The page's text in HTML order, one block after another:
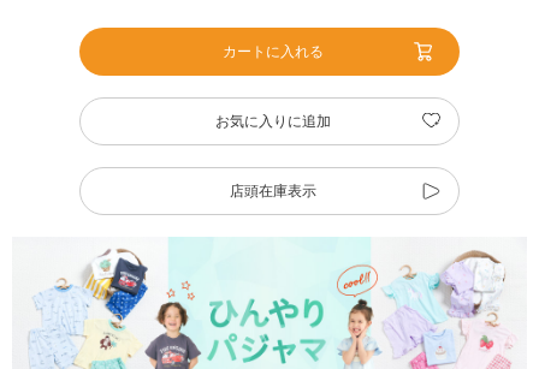
カートに入れる
お気に入りに追加
店頭在庫表示